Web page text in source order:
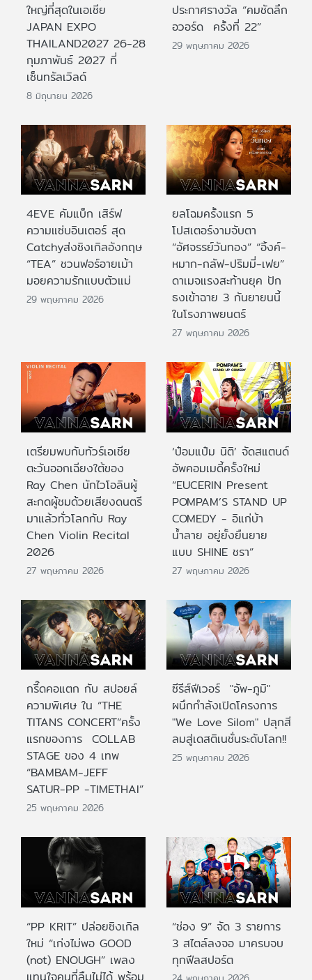
ใหญ่ที่สุดในเอเชีย
JAPAN EXPO
THAILAND2027 26-28
กุมภาพันธ์ 2027 ที่
เซ็นทรัลเวิลด์
8 มิถุนายน 2026
ประกาศรางวัล “คมชัดลึก
อวอร์ด ครั้งที่ 22”
29 พฤษภาคม 2026
4EVE คัมแบ็ก เสิร์ฟ
ความแซ่บอินเตอร์ สุด
Catchyส่งซิงเกิลอังกฤษ
“TEA” ชวนฟอร์อายเม้า
มอยความรักแบบตัวแม่
29 พฤษภาคม 2026
ยลโฉมครั้งแรก 5
โปสเตอร์งามจับตา
“อัศจรรย์วันทอง” “อิ้งค์-
หมาก-กลัฟ-ปริมมี่-เฟย”
ดาเมจแรงสะท้านยุค ปัก
ธงเข้าฉาย 3 กันยายนนี้
ในโรงภาพยนตร์
27 พฤษภาคม 2026
เตรียมพบกับทัวร์เอเชีย
ตะวันออกเฉียงใต้ของ
Ray Chen นักไวโอลินผู้
สะกดผู้ชมด้วยเสียงดนตรี
มาแล้วทั่วโลกกับ Ray
Chen Violin Recital
2026
27 พฤษภาคม 2026
‘ป๋อมแป๋ม นิติ’ จัดสแตนด์
อัพคอมเมดี้ครั้งใหม่
“EUCERIN Present
POMPAM’S STAND UP
COMEDY - อิแก่บ้า
น้ำลาย อยู่ยั้งยืนยาย
แบบ SHINE ชรา”
27 พฤษภาคม 2026
กรี๊ดคอแตก กับ สปอยล์
ความพิเศษ ใน “THE
TITANS CONCERT”ครั้ง
แรกของการ COLLAB
STAGE ของ 4 เทพ
“BAMBAM-JEFF
SATUR-PP -TIMETHAI”
25 พฤษภาคม 2026
ซีรีส์ฟีเวอร์ "อัพ-ภูมิ"
ผนึกกำลังเปิดโครงการ
"We Love Silom" ปลุกสี
ลมสู่เดสติเนชั่นระดับโลก!!
25 พฤษภาคม 2026
“PP KRIT” ปล่อยซิงเกิล
ใหม่ “เก่งไม่พอ GOOD
(not) ENOUGH” เพลง
“ช่อง 9” จัด 3 รายการ
3 สไตล์ลงจอ มาครบจบ
ทุกฟีลสปอร์ต